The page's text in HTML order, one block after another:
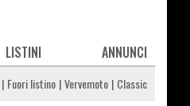
LISTINI ANNUNCI
Fuori listino Vervemoto Classic